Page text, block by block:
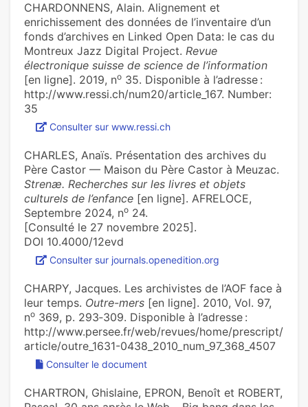
CHARDONNENS, Alain. Alignement et
enrichissement des données de l’inventaire d’un
fonds d’archives en Linked Open Data: le cas du
Montreux Jazz Digital Project. Revue
électronique suisse de science de l’information
[en ligne]. 2019, no 35. Disponible à l’adresse :
http://www.ressi.ch/num20/article_167. Number:
35
Consulter sur www.ressi.ch
CHARLES, Anaïs. Présentation des archives du
Père Castor — Maison du Père Castor à Meuzac.
Strenæ. Recherches sur les livres et objets
culturels de l’enfance [en ligne]. AFRELOCE,
Septembre 2024, no 24.
[Consulté le 27 novembre 2025].
DOI 10.4000/12evd
Consulter sur journals.openedition.org
CHARPY, Jacques. Les archivistes de l’AOF face à
leur temps. Outre-mers [en ligne]. 2010, Vol. 97,
no 369, p. 293‑309. Disponible à l’adresse :
http://www.persee.fr/web/revues/home/prescript/
article/outre_1631-0438_2010_num_97_368_4507
Consulter le document
CHARTRON, Ghislaine, EPRON, Benoît et ROBERT,